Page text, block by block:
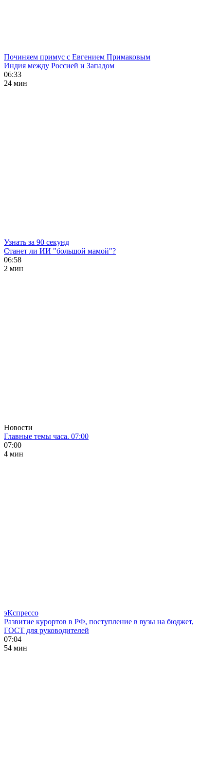
Починяем примус с Евгением Примаковым
Индия между Россией и Западом
06:33
24 мин
Узнать за 90 секунд
Станет ли ИИ "большой мамой"?
06:58
2 мин
Новости
Главные темы часа. 07:00
07:00
4 мин
эКспрессо
Развитие курортов в РФ, поступление в вузы на бюджет,
ГОСТ для руководителей
07:04
54 мин